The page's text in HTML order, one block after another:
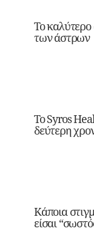
Το καλύτερο
των άστρων
Το Syros
δεύτερη
Κάποια
είσαι